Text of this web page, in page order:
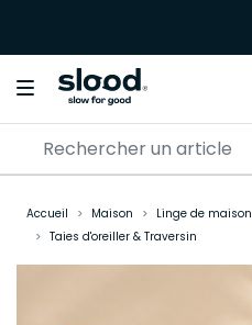
Accueil Maison Linge de maison
Taies d'oreiller & Traversin